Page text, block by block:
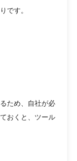
です。
ため、自社が必
おくと、ツール